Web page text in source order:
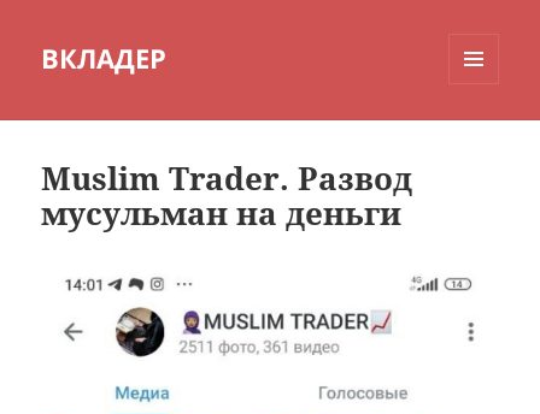
ВКЛАДЕР
Muslim Trader. Развод
мусульман на деньги